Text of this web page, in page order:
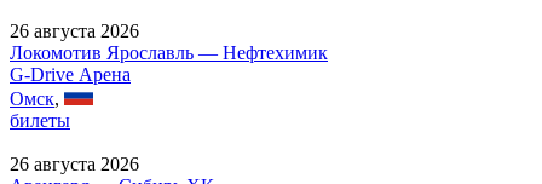
26 августа 2026
Локомотив Ярославль — Нефтехимик
G-Drive Арена
Омск,
билеты
26 августа 2026